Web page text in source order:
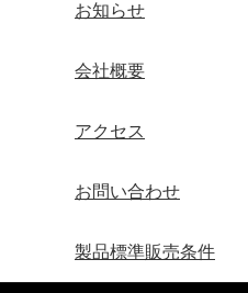
お知らせ
会社概要
アクセス
お問い合わせ
製品標準販売条件